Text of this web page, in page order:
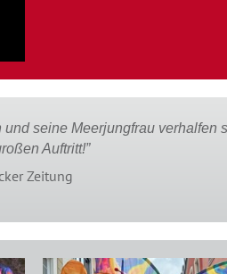
sich mit Stelzen zu
„`Wir